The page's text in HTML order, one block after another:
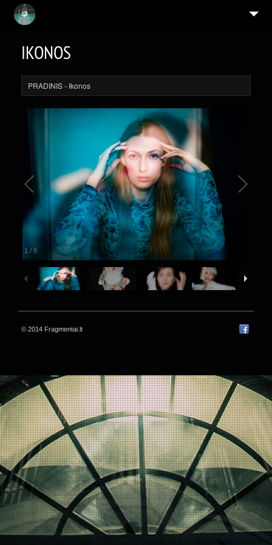
MENININKAI
IKONOS
SERIJOS
MEISTRAS IR MŪZA
MINČIŲ ΛRCHITEKTŪRA
PERJUNGIAMOS SAPNO TIKROVĖS
IKONOS
PRADINIS- Ikonos
1 /9
© 2014 Fragmentai.lt